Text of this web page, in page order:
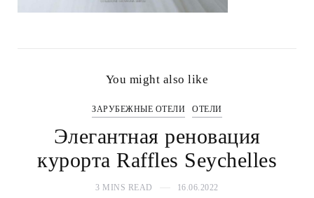
You might also like
ЗАРУБЕЖНЫЕ ОТЕЛИ ОТЕЛИ
Элегантная реновация
курорта Raffles Seychelles
3 MINS READ 16.06.2022